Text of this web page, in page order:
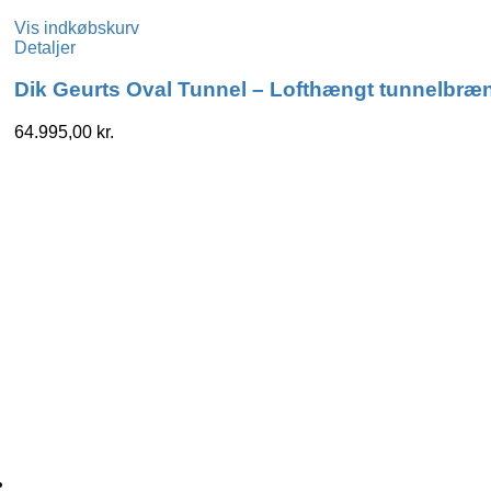
Vis indkøbskurv
Detaljer
Dik Geurts Oval Tunnel – Lofthængt
64.995,00 kr.